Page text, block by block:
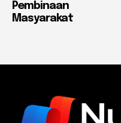
Pembinaan
Masyarakat